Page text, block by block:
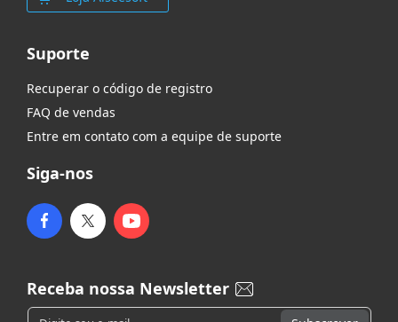
Suporte
Recuperar o código de registro
FAQ de vendas
Entre em contato com a equipe de suporte
Siga-nos
Receba nossa Newsletter